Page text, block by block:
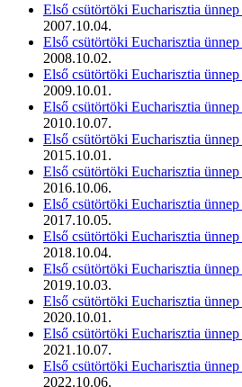
Első csütörtöki Eucharisztia
2007.10.04.
Első csütörtöki Eucharisztia
2008.10.02.
Első csütörtöki Eucharisztia
2009.10.01.
Első csütörtöki Eucharisztia
2010.10.07.
Első csütörtöki Eucharisztia
2015.10.01.
Első csütörtöki Eucharisztia
2016.10.06.
Első csütörtöki Eucharisztia
2017.10.05.
Első csütörtöki Eucharisztia
2018.10.04.
Első csütörtöki Eucharisztia
2019.10.03.
Első csütörtöki Eucharisztia
2020.10.01.
Első csütörtöki Eucharisztia
2021.10.07.
Első csütörtöki Eucharisztia
2022.10.06.